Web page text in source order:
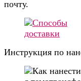
почту.
Инструкция по